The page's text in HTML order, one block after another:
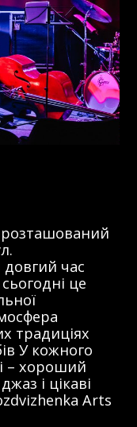
розташований
час
це
традиціях
У кожного
– хороший
і цікаві
Arts